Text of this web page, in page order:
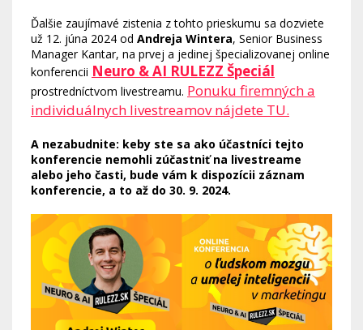
Ďalšie zaujímavé zistenia z tohto prieskumu sa dozviete
už 12. júna 2024 od Andreja Wintera, Senior Business
Manager Kantar, na prvej a jedinej špecializovanej online
konferencii Neuro & AI RULEZZ Špeciál
prostredníctvom livestreamu. Ponuku firemných a
individuálnych livestreamov nájdete TU.
A nezabudnite: keby ste sa ako účastníci tejto
konferencie nemohli zúčastniť na livestreame
alebo jeho časti, bude vám k dispozícii záznam
konferencie, a to až do 30. 9. 2024.